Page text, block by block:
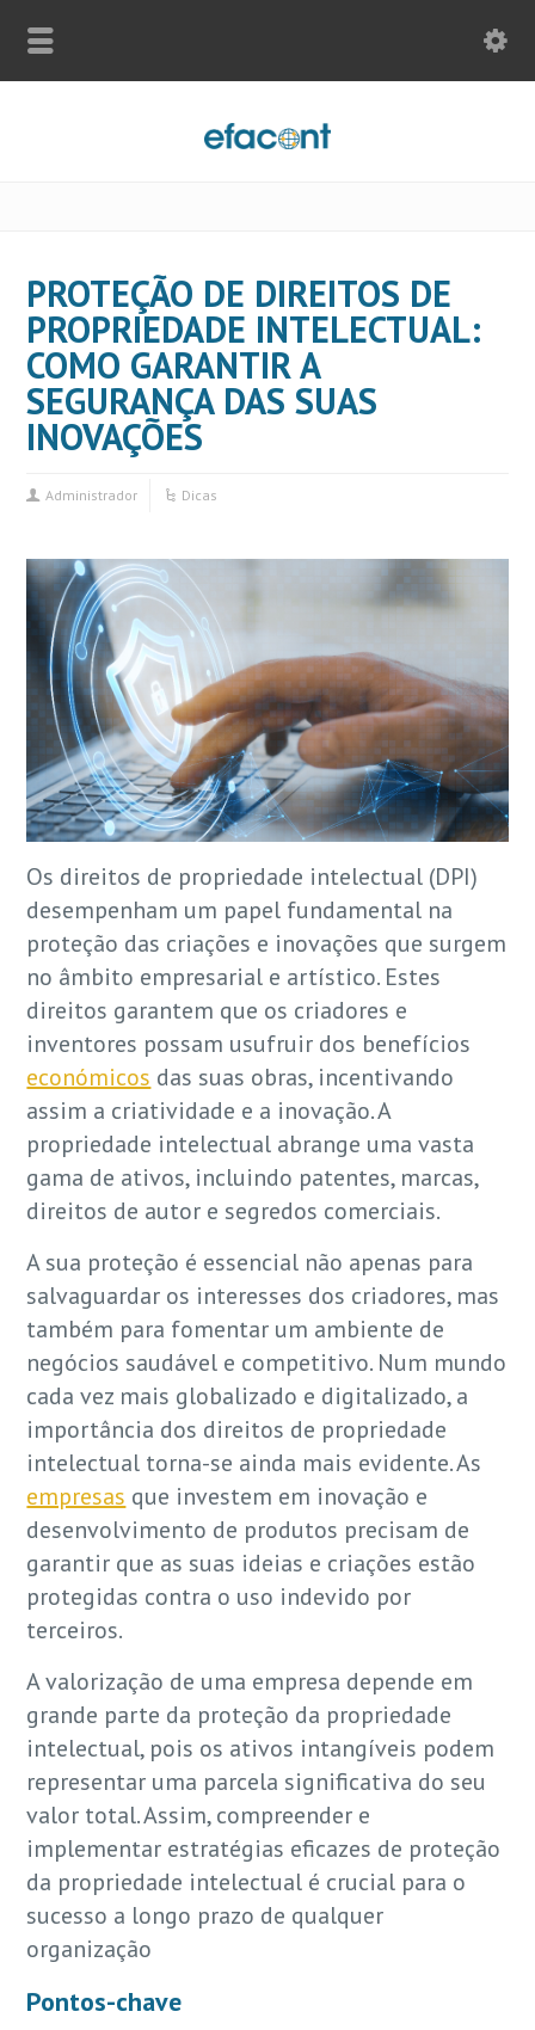
PROTEÇÃO DE DIREITOS DE
PROPRIEDADE INTELECTUAL:
COMO GARANTIR A
SEGURANÇA DAS SUAS
INOVAÇÕES
Administrador Dicas
Os direitos de propriedade intelectual (DPI)
desempenham um papel fundamental na
proteção das criações e inovações que surgem
no âmbito empresarial e artístico. Estes
direitos garantem que os criadores e
inventores possam usufruir dos benefícios
económicos das suas obras, incentivando
assim a criatividade e a inovação. A
propriedade intelectual abrange uma vasta
gama de ativos, incluindo patentes, marcas,
direitos de autor e segredos comerciais.
A sua proteção é essencial não apenas para
salvaguardar os interesses dos criadores, mas
também para fomentar um ambiente de
negócios saudável e competitivo. Num mundo
cada vez mais globalizado e digitalizado, a
importância dos direitos de propriedade
intelectual torna-se ainda mais evidente. As
empresas que investem em inovação e
desenvolvimento de produtos precisam de
garantir que as suas ideias e criações estão
protegidas contra o uso indevido por
terceiros.
A valorização de uma empresa depende em
grande parte da proteção da propriedade
intelectual, pois os ativos intangíveis podem
representar uma parcela significativa do seu
valor total. Assim, compreender e
implementar estratégias eficazes de proteção
da propriedade intelectual é crucial para o
sucesso a longo prazo de qualquer
organização
Pontos-chave